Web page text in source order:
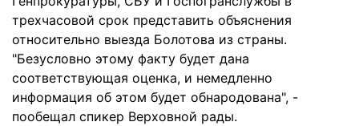
трехчасовой срок представить объяснения
относительно выезда Болотова из страны.
"Безусловно этому факту будет дана
соответствующая оценка, и немедленно
информация об этом будет обнародована", -
пообещал спикер Верховной рады.